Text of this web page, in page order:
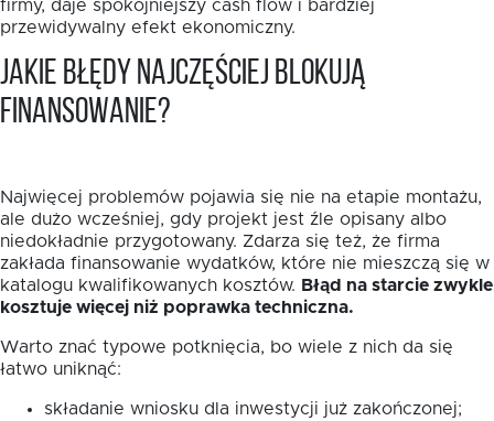
firmy, daje spokojniejszy cash flow i bardziej
przewidywalny efekt ekonomiczny.
Jakie błędy najczęściej blokują
finansowanie?
Najwięcej problemów pojawia się nie na etapie montażu,
ale dużo wcześniej, gdy projekt jest źle opisany albo
niedokładnie przygotowany. Zdarza się też, że firma
zakłada finansowanie wydatków, które nie mieszczą się w
katalogu kwalifikowanych kosztów. Błąd na starcie zwykle
kosztuje więcej niż poprawka techniczna.
Warto znać typowe potknięcia, bo wiele z nich da się
łatwo uniknąć:
składanie wniosku dla inwestycji już zakończonej;